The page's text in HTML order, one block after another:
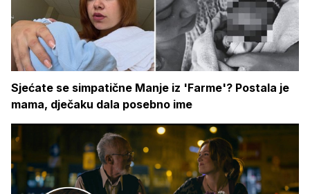
Sjećate se simpatične Manje iz 'Farme'? Postala je
mama, dječaku dala posebno ime